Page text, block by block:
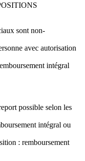
sont non-
avec autorisation
intégral
possible selon les
intégral ou
: remboursement